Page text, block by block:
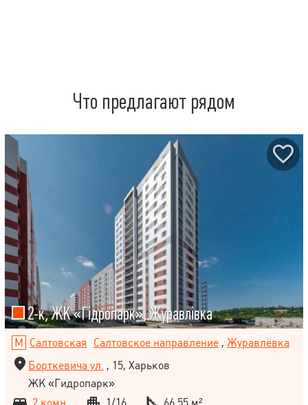
Что предлагают рядом
2-к, ЖК «Гідропарк», Журавлівка
Салтовская Салтовское направление, Журавлёвка
Борткевича ул. , 15, Харьков
ЖК «Гидропарк»